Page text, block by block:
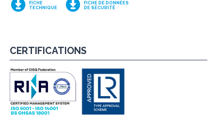
FICHE
TECHNIQUE
FICHE DE DONNÉES
DE SÉCURITÉ
CERTIFICATIONS